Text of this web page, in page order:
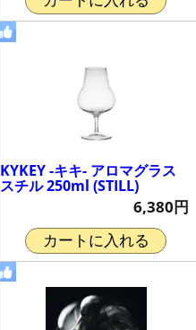
KYKEY -キキ- アロマグラス
スチル 250ml (STILL)
6,380円
カートに入れる